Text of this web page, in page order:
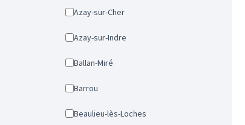
Azay-sur-Cher
Azay-sur-Indre
Ballan-Miré
Barrou
Beaulieu-lès-Loches